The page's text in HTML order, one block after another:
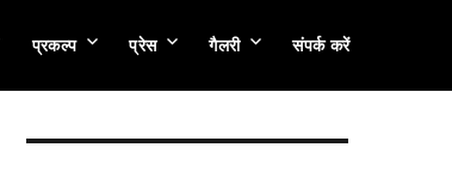
प्रकल्प प्रेस गैलरी संपर्क करें